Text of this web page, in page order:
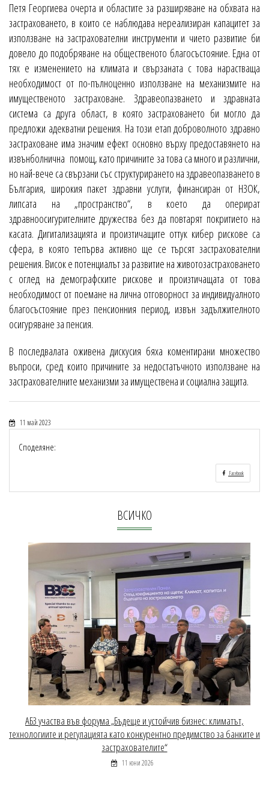
Петя Георгиева очерта и областите за разширяване на обхвата на
застраховането, в които се наблюдава нереализиран капацитет за
използване на застрахователни инструменти и чието развитие би
довело до подобряване на общественото благосъстояние. Една от
тях е изменението на климата и свързаната с това нарастваща
необходимост от по-пълноценно използване на механизмите на
имущественото застраховане. Здравеопазването и здравната
система са друга област, в която застраховането би могло да
предложи адекватни решения. На този етап доброволното здравно
застраховане има значим ефект основно върху предоставянето на
извънболнична помощ, като причините за това са много и различни,
но най-вече са свързани със структурирането на здравеопазването в
България, широкия пакет здравни услуги, финансиран от НЗОК,
липсата на „пространство“, в което да оперират
здравноосигурителните дружества без да повтарят покритието на
касата. Дигитализацията и произтичащите оттук кибер рискове са
сфера, в която тепърва активно ще се търсят застрахователни
решения. Висок е потенциалът за развитие на животозастраховането
с оглед на демографските рискове и произтичащата от това
необходимост от поемане на лична отговорност за индивидуалното
благосъстояние през пенсионния период, извън задължителното
осигуряване за пенсия.
В последвалата оживена дискусия бяха коментирани множество
въпроси, сред които причините за недостатъчното използване на
застрахователните механизми за имуществена и социална защита.
11 май 2023
Споделяне:
Facebook
ВСИЧКО
АБЗ участва във форума „Бъдеще и устойчив бизнес: климатът,
технологиите и регулацията като конкурентно предимство за банките и
застрахователите“
11 юни 2026